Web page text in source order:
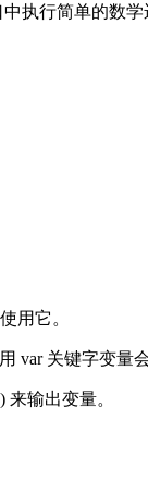
执行简单的数学
用它。
var 关键字变量
来输出变量。